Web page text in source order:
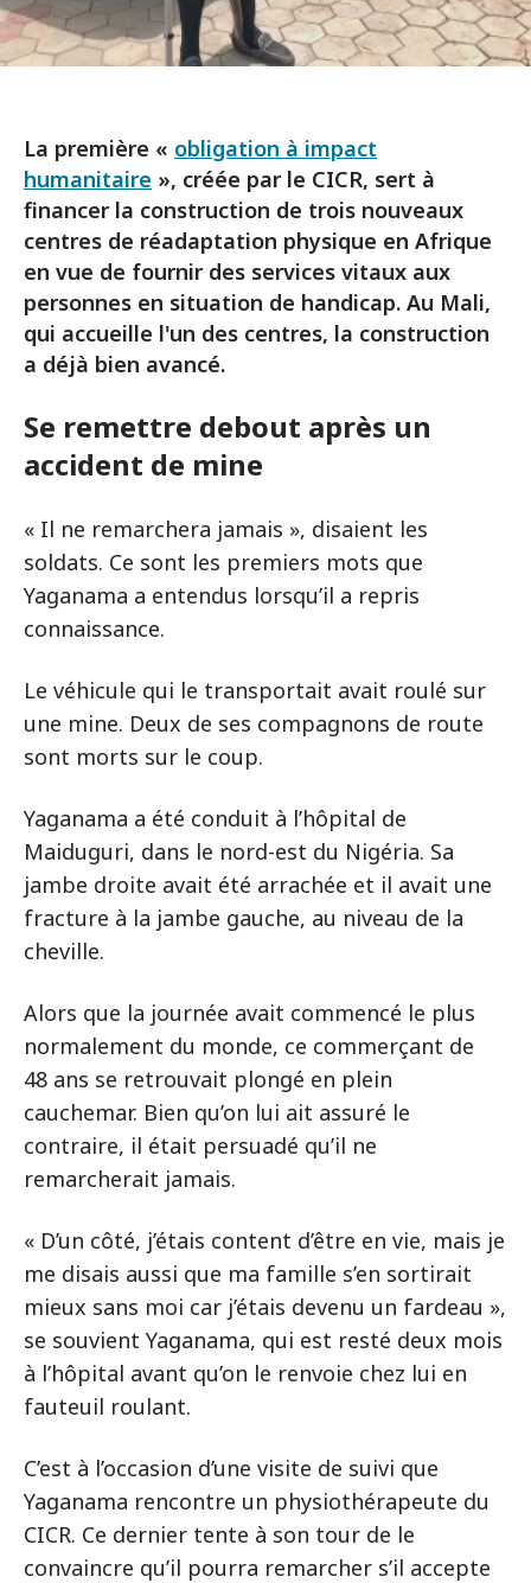
La première « obligation à impact
humanitaire », créée par le CICR, sert à
financer la construction de trois nouveaux
centres de réadaptation physique en Afrique
en vue de fournir des services vitaux aux
personnes en situation de handicap. Au Mali,
qui accueille l'un des centres, la construction
a déjà bien avancé.
Se remettre debout après un
accident de mine
« Il ne remarchera jamais », disaient les
soldats. Ce sont les premiers mots que
Yaganama a entendus lorsqu’il a repris
connaissance.
Le véhicule qui le transportait avait roulé sur
une mine. Deux de ses compagnons de route
sont morts sur le coup.
Yaganama a été conduit à l’hôpital de
Maiduguri, dans le nord-est du Nigéria. Sa
jambe droite avait été arrachée et il avait une
fracture à la jambe gauche, au niveau de la
cheville.
Alors que la journée avait commencé le plus
normalement du monde, ce commerçant de
48 ans se retrouvait plongé en plein
cauchemar. Bien qu’on lui ait assuré le
contraire, il était persuadé qu’il ne
remarcherait jamais.
« D’un côté, j’étais content d’être en vie, mais je
me disais aussi que ma famille s’en sortirait
mieux sans moi car j’étais devenu un fardeau »,
se souvient Yaganama, qui est resté deux mois
à l’hôpital avant qu’on le renvoie chez lui en
fauteuil roulant.
C’est à l’occasion d’une visite de suivi que
Yaganama rencontre un physiothérapeute du
CICR. Ce dernier tente à son tour de le
convaincre qu’il pourra remarcher s’il accepte